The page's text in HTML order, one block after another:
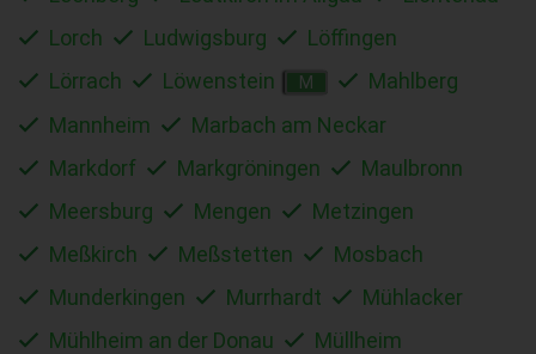
Lorch
Ludwigsburg
Löffingen
Lörrach
Löwenstein M
Mahlberg
Mannheim
Marbach am Neckar
Markdorf
Markgröningen
Maulbronn
Meersburg
Mengen
Metzingen
Meßkirch
Meßstetten
Mosbach
Munderkingen
Murrhardt
Mühlacker
Mühlheim an der Donau
Müllheim